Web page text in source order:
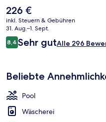
Annehmlichkeiten wie
Der
aktuelle
Preis
beträgt
226 €.
226 €
inkl. Steuern & Gebühren
31. Aug.–1. Sept.
Bewertungen
8,48,4 von 10.
Sehr gutAlle 296
Beliebte
Pool
Wäscherei